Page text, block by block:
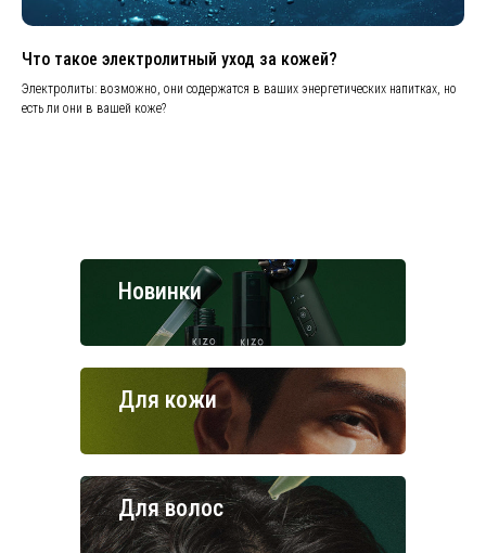
Что такое электролитный уход за кожей?
Электролиты: возможно, они содержатся в ваших энергетических напитках, но
есть ли они в вашей коже?
Для кожи
Для волос
Новинки